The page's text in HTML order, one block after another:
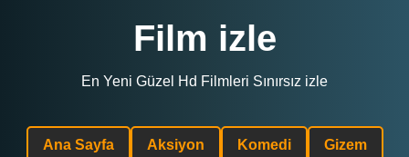
Film izle
En Yeni Güzel Hd Filmleri Sınırsız izle
Ana Sayfa Aksiyon Komedi Gizem